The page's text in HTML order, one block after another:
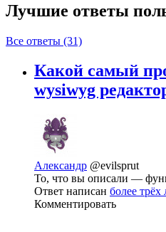
Лучшие ответы
Все ответы (31)
Какой самый
wysiwyg
Александр @evilsprut
То, что вы описали —
Ответ написан более трёх
Комментировать